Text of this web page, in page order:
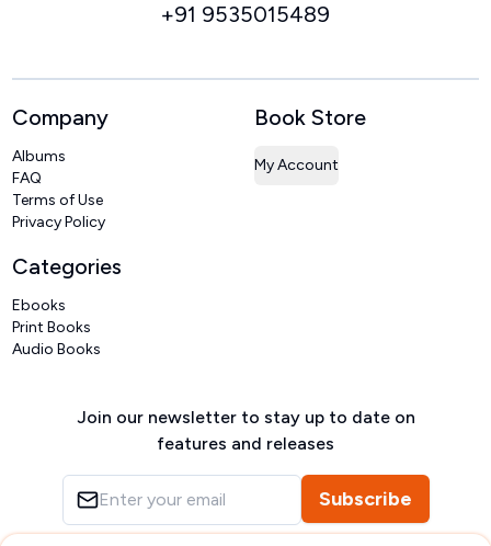
+91 9535015489
Company
Albums
FAQ
Terms of Use
Privacy Policy
Book Store
My Account
Categories
Ebooks
Print Books
Audio Books
Join our newsletter to stay up to date on
features and releases
Subscribe